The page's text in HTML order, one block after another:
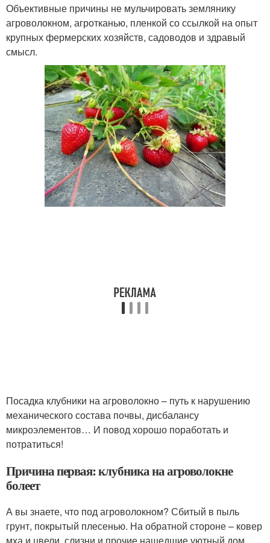
Объективные причины не мульчировать землянику
агроволокном, агротканью, пленкой со ссылкой на опыт
крупных фермерских хозяйств, садоводов и здравый
смысл.
Посадка клубники на агроволокно – путь к нарушению
механического состава почвы, дисбалансу
микроэлементов… И повод хорошо поработать и
потратиться!
Причина первая: клубника на агроволокне
болеет
А вы знаете, что под агроволокном? Сбитый в пыль
грунт, покрытый плесенью. На обратной стороне – ковер